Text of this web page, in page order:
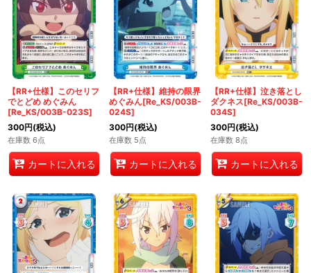
【RR+仕様】このセリフ
でとどめ めぐみん
[Re_KS/003B-023S]
300円(税込)
在庫数 6点
カートに入れる
【RR+仕様】維持の限界
めぐみん[Re_KS/003B-
024S]
300円(税込)
在庫数 5点
カートに入れる
【RR+仕様】泣き落とし
ダクネス[Re_KS/003B-
034S]
300円(税込)
在庫数 8点
カートに入れる